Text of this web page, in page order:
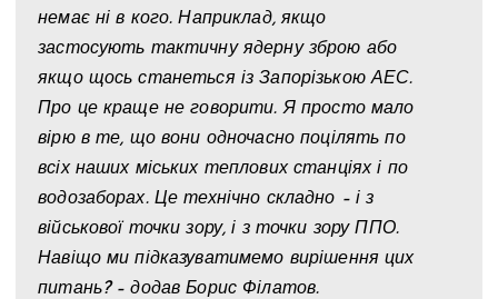
немає ні в кого. Наприклад, якщо
застосують тактичну ядерну зброю або
якщо щось станеться із Запорізькою АЕС.
Про це краще не говорити. Я просто мало
вірю в те, що вони одночасно поцілять по
всіх наших міських теплових станціях і по
водозаборах. Це технічно складно – і з
військової точки зору, і з точки зору ППО.
Навіщо ми підказуватимемо вирішення цих
питань? – додав Борис Філатов.